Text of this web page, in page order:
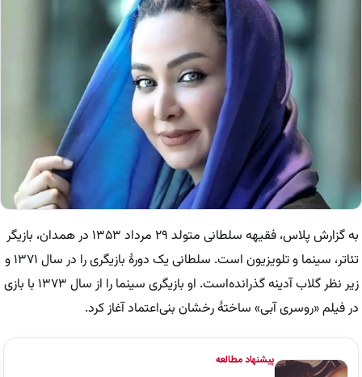
به گزارش پلاس، فقیهه سلطانی متولد ۲۹ مرداد ۱۳۵۳ در همدان، بازیگر
تئاتر، سینما و تلویزیون است. سلطانی یک دورهٔ بازیگری را در سال ۱۳۷۱ و
زیر نظر گلاب آدینه گذرانده‌است. او بازیگری سینما را از سال ۱۳۷۳ با بازی
در فیلم «روسری آبی» ساختهٔ رخشان بنی‌اعتماد آغاز کرد.
پیشنهاد مطالعه